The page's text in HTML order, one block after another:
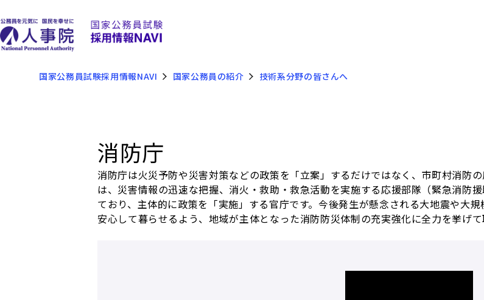
国家公務員試験採用情報NAVI 国家公務員の紹介 技術系分野の皆さんへ
消防庁
消防庁は火災予防や災害対策などの政策を「立案」するだけではなく、市町村消防
は、災害情報の迅速な把握、消火・救助・救急活動を実施する応援部隊（緊急消防
ており、主体的に政策を「実施」する官庁です。今後発生が懸念される大地震や大
安心して暮らせるよう、地域が主体となった消防防災体制の充実強化に全力を挙げて